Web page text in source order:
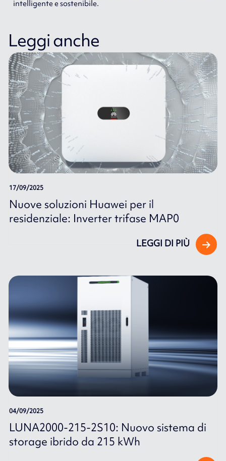
intelligente e sostenibile.
Leggi anche
17/09/2025
Nuove soluzioni Huawei per il
residenziale: Inverter trifase MAP0
LEGGI DI PIÙ
04/09/2025
LUNA2000-215-2S10: Nuovo sistema di
storage ibrido da 215 kWh